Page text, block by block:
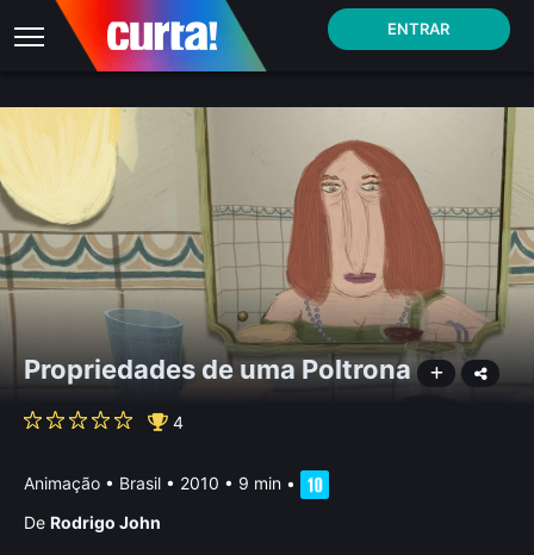
ENTRAR
Propriedades de uma Poltrona
4
Animação • Brasil • 2010 • 9 min •
De Rodrigo John